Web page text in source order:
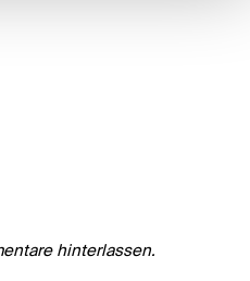
hinterlassen.